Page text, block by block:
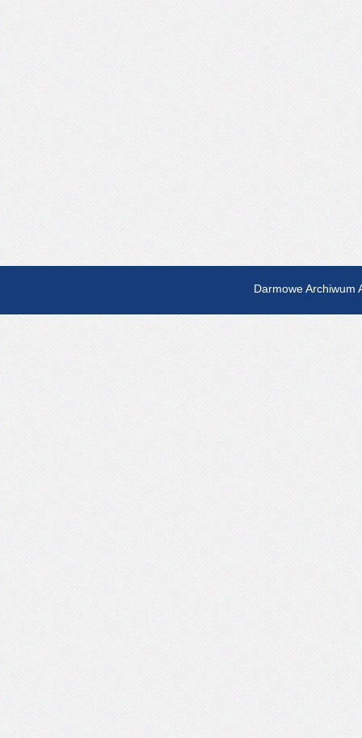
Darmowe Archiwum